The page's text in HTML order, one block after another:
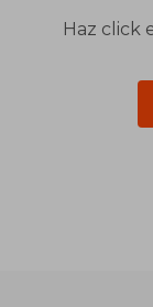
Haz click